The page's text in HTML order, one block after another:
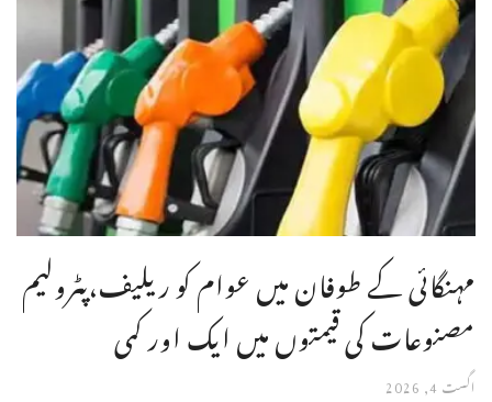
مہنگائی کے طوفان میں عوام کو ریلیف،پٹرولیم
مصنوعات کی قیمتوں میں ایک اور کمی
اگست 4, 2026